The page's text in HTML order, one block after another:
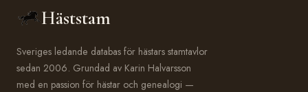
Häststam
Sveriges ledande databas för hästars stamtavlor
sedan 2006. Grundad av Karin Halvarsson
med en passion för hästar och genealogi —